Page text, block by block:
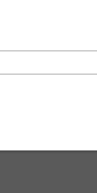
kapital za